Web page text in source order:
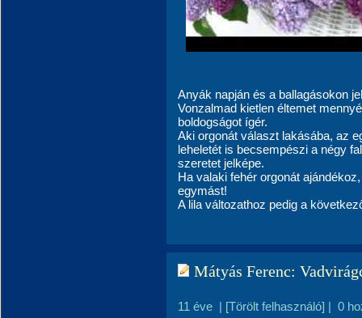
Anyák napján és a ballagásokon
Vonzalmad kietlen éltemet
boldogságot ígér.
Aki orgonát választ lakásába, az
leheletét is becsempészi a négy
szeretet jelképe.
Ha valaki fehér orgonát
egymást!
A lila változathoz pedig a
Mátyás Ferenc:
11 éve | [Törölt felhasználó] | 0